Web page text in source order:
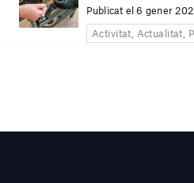
Publicat el 6 gener
Activitat, Actualitat,